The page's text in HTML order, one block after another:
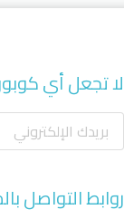
لا تجعل أي
روابط التواصل